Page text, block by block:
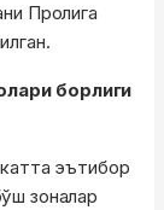
Пролига
борлиги
эътибор
зоналар